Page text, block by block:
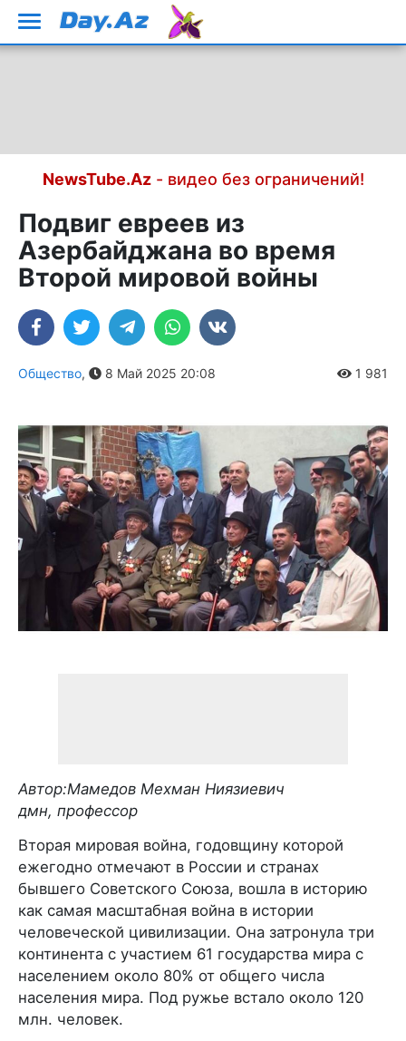
NewsTube.Az- видео без ограничений!
Подвиг евреев из
Азербайджана во время
Второй мировой войны
Общество, 8 Май 2025 20:08 1 981
Автор:Мамедов Мехман Ниязиевич
дмн, профессор
Вторая мировая война, годовщину которой
ежегодно отмечают в России и странах
бывшего Советского Союза, вошла в историю
как самая масштабная война в истории
человеческой цивилизации. Она затронула три
континента с участием 61 государства мира с
населением около 80% от общего числа
населения мира. Под ружье встало около 120
млн. человек.